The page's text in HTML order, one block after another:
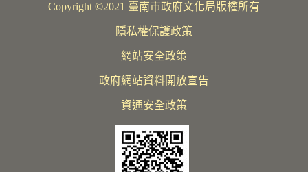
Copyright ©2021 臺南市政府文化局版權所有
隱私權保護政策
網站安全政策
政府網站資料開放宣告
資通安全政策